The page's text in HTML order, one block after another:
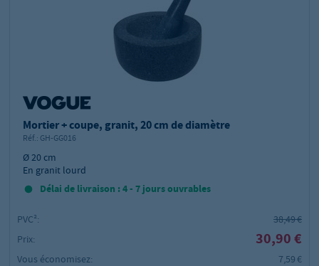
Mortier + coupe, granit, 20 cm de diamètre
Réf.: GH-GG016
Ø 20 cm
En granit lourd
Délai de livraison : 4 - 7 jours ouvrables
PVC²:
38,49 €
Prix:
30,90 €
Vous économisez: 7,59 €